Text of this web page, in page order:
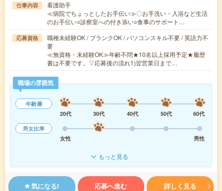
仕事内容
看護助手
≪病院でちょっとしたお手伝い≫〇お手洗い・入浴など生活
のお手伝い○診察室への付き添い○食事のサポート…
応募資格
職種未経験OK / ブランクOK / パソコンスキル不要 / 英語力不
要
≪無資格・未経験OK≫年齢不問★10名以上採用予定★履歴
書は不要です。▽応募後の流れ1)翌営業日まで…
職場の雰囲気
年齢層
20代
30代 40代 50代
60代
男女比率
女性
男性
もっと見る
気になる! 応募へ進む 詳しく見る